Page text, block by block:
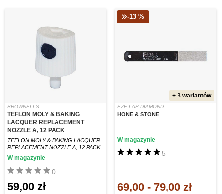
BROWNELLS
TEFLON MOLY & BAKING
LACQUER REPLACEMENT
NOZZLE A, 12 PACK
TEFLON MOLY & BAKING LACQUER
REPLACEMENT NOZZLE A, 12 PACK
0
W magazynie
59,00 zł
-13 %
+ 3 wariantów
EZE-LAP DIAMOND
HONE & STONE
5
W magazynie
69,00 - 79,00 zł